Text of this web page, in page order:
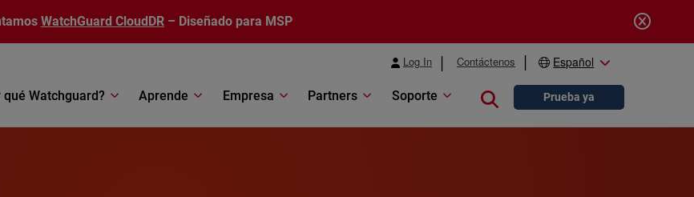
WatchGuard CloudDR – Diseñado para MSP
Log In Contáctenos Español
qué Watchguard? Aprende Empresa Partners Soporte Close searchPrueba ya